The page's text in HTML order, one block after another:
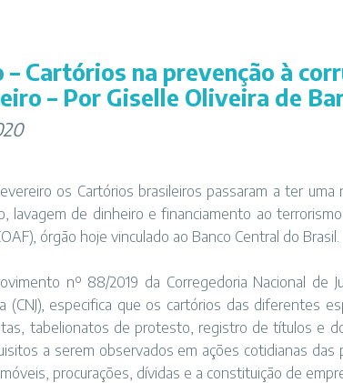
Cartórios na prevenção à
– Por Giselle Oliveira de
os Cartórios brasileiros passaram a ter uma
lavagem de dinheiro e financiamento ao
órgão hoje vinculado ao Banco Central do Brasil.
nº 88/2019 da Corregedoria Nacional de
(CNJ), especifica que os cartórios das diferentes
tabelionatos de protesto, registro de títulos e
a serem observados em ações cotidianas das
procurações, dívidas e a constituição de